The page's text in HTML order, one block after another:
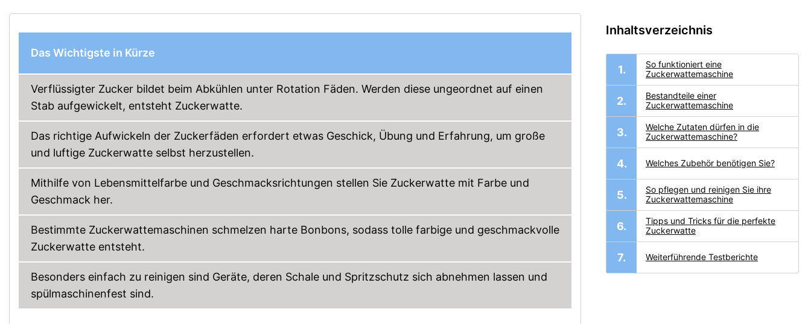
Das Wichtigste in Kürze
Verflüssigter Zucker bildet beim Abkühlen unter Rotation Fäden. Werden diese ungeordnet auf einen
Stab aufgewickelt, entsteht Zuckerwatte.
Das richtige Aufwickeln der Zuckerfäden erfordert etwas Geschick, Übung und Erfahrung, um große
und luftige Zuckerwatte selbst herzustellen.
Mithilfe von Lebensmittelfarbe und Geschmacksrichtungen stellen Sie Zuckerwatte mit Farbe und
Geschmack her.
Bestimmte Zuckerwattemaschinen schmelzen harte Bonbons, sodass tolle farbige und geschmackvolle
Zuckerwatte entsteht.
Besonders einfach zu reinigen sind Geräte, deren Schale und Spritzschutz sich abnehmen lassen und
spülmaschinenfest sind.
Inhaltsverzeichnis
So funktioniert eine
Zuckerwattemaschine
Bestandteile einer
Zuckerwattemaschine
Welche Zutaten dürfen in die
Zuckerwattemaschine?
Welches Zubehör benötigen Sie?
So pflegen und reinigen Sie ihre
Zuckerwattemaschine
Tipps und Tricks für die perfekte
Zuckerwatte
Weiterführende Testberichte